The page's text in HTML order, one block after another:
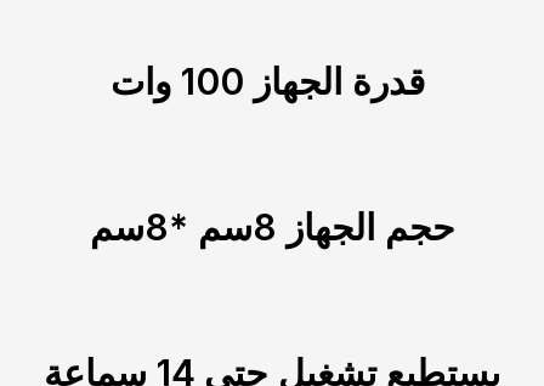
قدرة الجهاز 100 وات
حجم الجهاز 8سم *8سم
يستطيع تشغيل حتي 14 سماعة